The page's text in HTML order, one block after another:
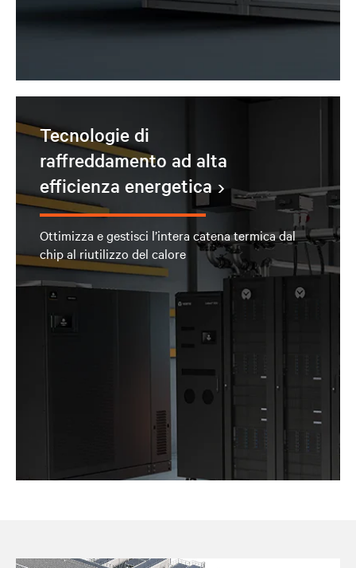
Tecnologie di
raffreddamento ad alta
efficienza energetica
Ottimizza e gestisci l’intera catena termica dal
chip al riutilizzo del calore